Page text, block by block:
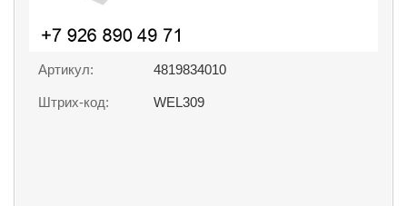
Артикул: 4819834010
Штрих-код: WEL309